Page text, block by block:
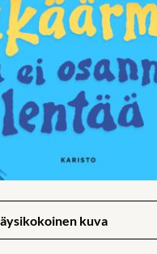
kuva